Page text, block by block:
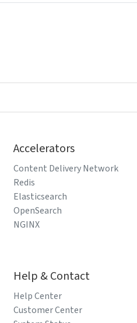
Accelerators
Content Delivery Network
Redis
Elasticsearch
OpenSearch
NGINX
Help & Contact
Help Center
Customer Center